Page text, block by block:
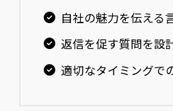
自社の魅力を伝える
返信を促す質問を設
適切なタイミングで